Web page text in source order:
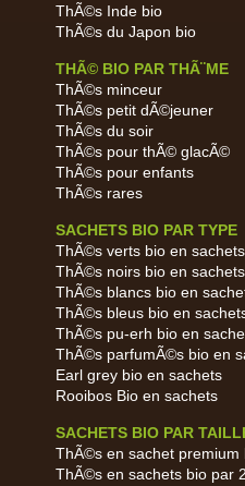
ThÃ©s Inde bio
ThÃ©s du Japon bio
THÃ© BIO PAR THÃ¨ME
ThÃ©s minceur
ThÃ©s petit dÃ©jeuner
ThÃ©s du soir
ThÃ©s pour thÃ© glacÃ©
ThÃ©s pour enfants
ThÃ©s rares
SACHETS BIO PAR TYPE
ThÃ©s verts bio en sachets
ThÃ©s noirs bio en sachets
ThÃ©s blancs bio en
ThÃ©s bleus bio en
ThÃ©s pu-erh bio en
ThÃ©s parfumÃ©s bio en
Earl grey bio en sachets
Rooibos Bio en sachets
SACHETS BIO PAR
ThÃ©s en sachet premium
ThÃ©s en sachets bio par